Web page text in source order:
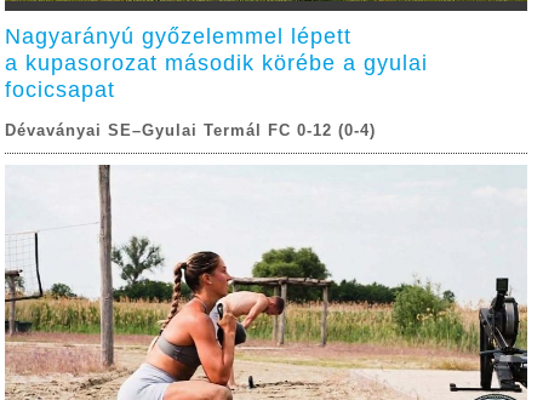
Nagyarányú győzelemmel lépett
a kupasorozat második körébe a gyulai
focicsapat
Dévaványai SE–Gyulai Termál FC 0-12 (0-4)